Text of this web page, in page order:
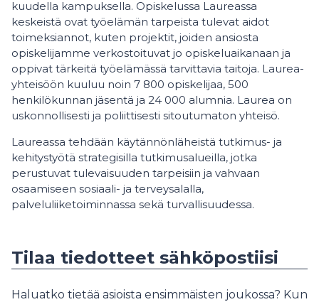
kuudella kampuksella. Opiskelussa Laureassa
keskeistä ovat työelämän tarpeista tulevat aidot
toimeksiannot, kuten projektit, joiden ansiosta
opiskelijamme verkostoituvat jo opiskeluaikanaan ja
oppivat tärkeitä työelämässä tarvittavia taitoja. Laurea-
yhteisöön kuuluu noin 7 800 opiskelijaa, 500
henkilökunnan jäsentä ja 24 000 alumnia. Laurea on
uskonnollisesti ja poliittisesti sitoutumaton yhteisö.
Laureassa tehdään käytännönläheistä tutkimus- ja
kehitystyötä strategisilla tutkimusalueilla, jotka
perustuvat tulevaisuuden tarpeisiin ja vahvaan
osaamiseen sosiaali- ja terveysalalla,
palveluliiketoiminnassa sekä turvallisuudessa.
Tilaa tiedotteet sähköpostiisi
Haluatko tietää asioista ensimmäisten joukossa? Kun